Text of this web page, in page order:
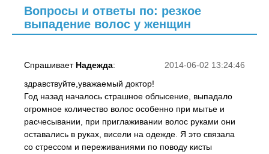
Вопросы и ответы по: резкое
выпадение волос у женщин
2014-06-02 13:24:46
Спрашивает Надежда:
здравствуйте,уважаемый доктор!
Год назад началось страшное облысение, выпадало
огромное количество волос особенно при мытье и
расчесывании, при приглаживании волос руками они
оставались в руках, висели на одежде. Я это связала
со стрессом и переживаниями по поводу кисты